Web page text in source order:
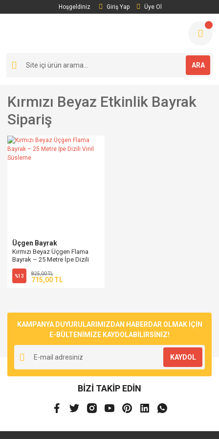
Hoşgeldiniz Giriş Yap Üye Ol
ARA
Kırmızı Beyaz Etkinlik Bayrak
Sipariş
Üçgen Bayrak
Kırmızı Beyaz Üçgen Flama
Bayrak – 25 Metre İpe Dizili
Vinil Süsleme
%13 825,00 TL
715,00 TL
KAMPANYA DUYURULARIMIZDAN HABERDAR OLMAK İÇİN
E-BÜLTENİMİZE KAYDOLABİLİRSİNİZ!
KAYDOL
BİZİ TAKİP EDİN